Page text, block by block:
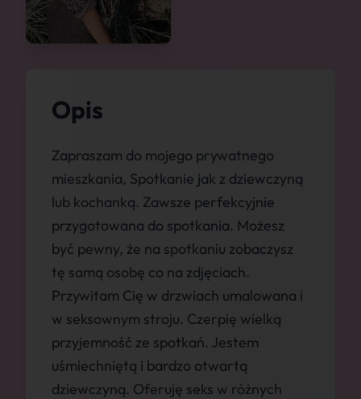
Opis
Zapraszam do mojego prywatnego
mieszkania, Spotkanie jak z dziewczyną
lub kochanką. Zawsze perfekcyjnie
przygotowana do spotkania. Możesz
być pewny, że na spotkaniu zobaczysz
tę samą osobę co na zdjęciach.
Przywitam Cię w drzwiach umalowana i
w seksownym stroju. Czerpię wielką
przyjemność ze spotkań. Jestem
uśmiechniętą i bardzo otwartą
dziewczyną. Oferuję seks w różnych